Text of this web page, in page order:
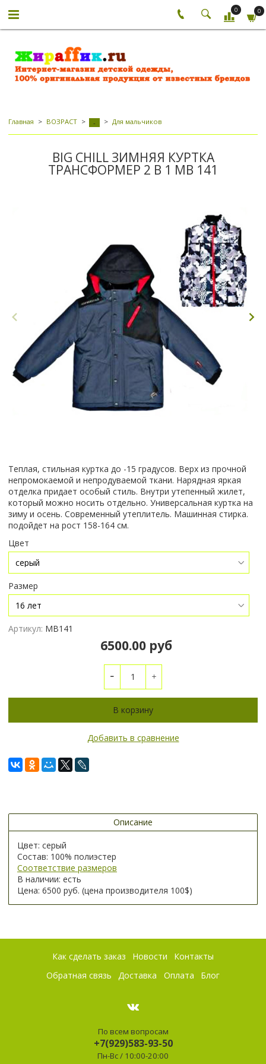
0 0
Главная ВОЗРАСТ - Для мальчиков
BIG CHILL ЗИМНЯЯ КУРТКА
ТРАНСФОРМЕР 2 В 1 МВ 141
Теплая, стильная куртка до -15 градусов. Верх из прочной
непромокаемой и непродуваемой ткани. Нарядная яркая
отделка придает особый стиль. Внутри утепенный жилет,
который можно носить отдельно. Универсальная куртка на
зиму и осень. Современный утеплитель. Машинная стирка.
подойдет на рост 158-164 см.
Цвет
Размер
Артикул: МВ141
6500.00 руб
В корзину
Добавить в сравнение
Описание
Цвет: серый
Состав: 100% полиэстер
Соответствие размеров
В наличии: есть
Цена: 6500 руб. (цена производителя 100$)
Как сделать заказ Новости
Контакты
Обратная связь
Доставка Оплата Блог
По всем вопросам
+7(929)583-93-50
Пн-Вс / 10:00-20:00